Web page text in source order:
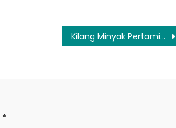
Kilang Minyak Pertamina Dumai Meledak
*